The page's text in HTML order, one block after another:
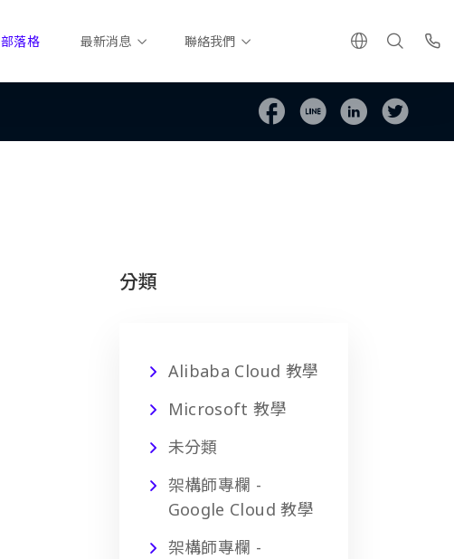
部落格 最新消息 聯絡我們
分類
Alibaba Cloud 教學
Microsoft 教學
未分類
架構師專欄 -
Google Cloud 教學
架構師專欄 -